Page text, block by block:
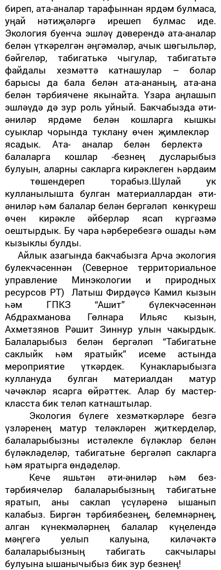
биреп, ата-аналар тарафыннан ярдәм булмаса,
уңай нәтиҗәләргә ирешеп булмас иде.
Экология буенча эшләү дәверендә ата-аналар
белән үткәрелгән әңгәмәләр, ачык шөгыльләр,
бәйгеләр, табигатькә чыгулар, табигатьтә
файдалы хезмәттә катнашулар – болар
барысы да бала белән ата-ананың, ата-ана
белән тәрбиячене якынайта. Үзара аңлашып
эшләүдә дә зур роль уйный. Бакчабызда әти-
әниләр ярдәме белән кошларга кышкы
суыклар чорында туклану өчен җимлекләр
ясадык. Ата- аналар белән берлектә
балаларга кошлар -безнең дусларыбыз
булуын, аларны сакларга кирәклеген һәрдаим
төшендереп торабыз.Шулай ук
кулланылышта булган материаллардан әти-
әниләр һәм балалар белән бергәләп көнкүреш
өчен кирәкле әйберләр ясап күргәзмә
оештырдык. Бу чара һәрберебезгә ошады һәм
кызыклы булды.
Айлык азагында бакчабызга Арча экология
булекчәсеннән (Северное территориальное
управление Минэкологии и природных
ресурсов РТ) Латыш Фирдәүсә Камил кызын
һәм ГПКЗ “Ашит” бүлекчәсеннән
Абдрахманова Гөлнара Ильяс кызын,
Ахметзянов Рәшит Зиннур улын чакырдык.
Балаларыбыз белән бергәләп “Табигатьне
саклыйк һәм яратыйк” исеме астында
мероприятие үткәрдек. Кунакларыбызга
куллануда булган материалдан матур
чәчәкләр ясарга өйрәттек. Алар бу мастер-
класста бик теләп катнаштылар.
Экология бүлеге хезмәткәрләре безгә
үзләренең матур теләкләрен җиткерделәр,
балаларыбызны истәлекле бүләкләр белән
бүләкләделәр, табигатьне бергәләп сакларга
һәм яратырга өндәделәр.
Кече яшьтән әти-әниләр һәм без-
тәрбиячеләр балаларыбызның табигатьне
яратып, аны саклап үсүләренә ышанып
калабыз. Биргән тәрбиябезнең, белемнәрнең,
алган күнекмәләрнең балалар күңелендә
мәңгегә уелып калуына, киләчәктә
балаларыбызның табигать сакчылары
булуына ышанычыбыз бик зур безнең!